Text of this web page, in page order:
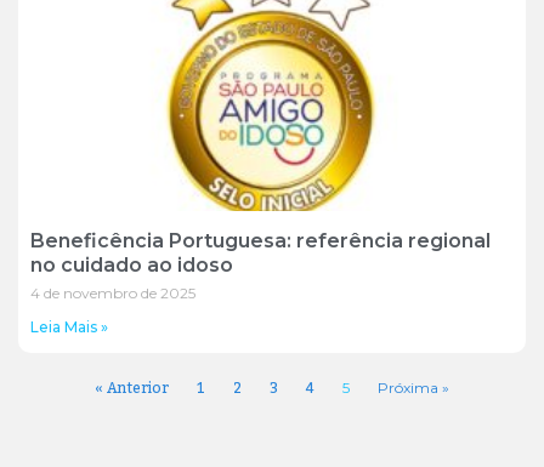
Beneficência Portuguesa: referência regional
no cuidado ao idoso
4 de novembro de 2025
Leia Mais »
« Anterior 1 2 3 4 5 Próxima »